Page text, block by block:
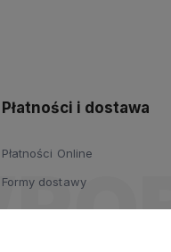
Płatności i dostawa
Płatności Online
Formy dostawy